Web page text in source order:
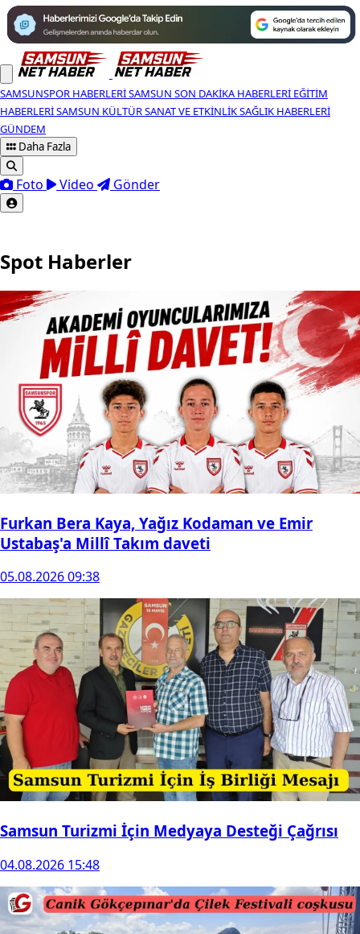
SAMSUNSPOR HABERLERISAMSUN SON DAKIKA HABERLERI EĞITIM
HABERLERISAMSUN KÜLTÜR SANAT VE ETKINLIKSAĞLIK HABERLERI
GÜNDEM
Daha Fazla
Foto Video Gönder
Spot Haberler
Furkan Bera Kaya, Yağız Kodaman ve Emir
Ustabaş'a Millî Takım daveti
05.08.2026 09:38
Samsun Turizmi İçin Medyaya Desteği Çağrısı
04.08.2026 15:48